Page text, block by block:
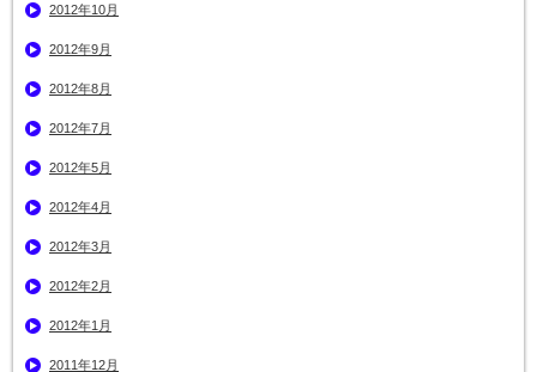
2012年10月
2012年9月
2012年8月
2012年7月
2012年5月
2012年4月
2012年3月
2012年2月
2012年1月
2011年12月